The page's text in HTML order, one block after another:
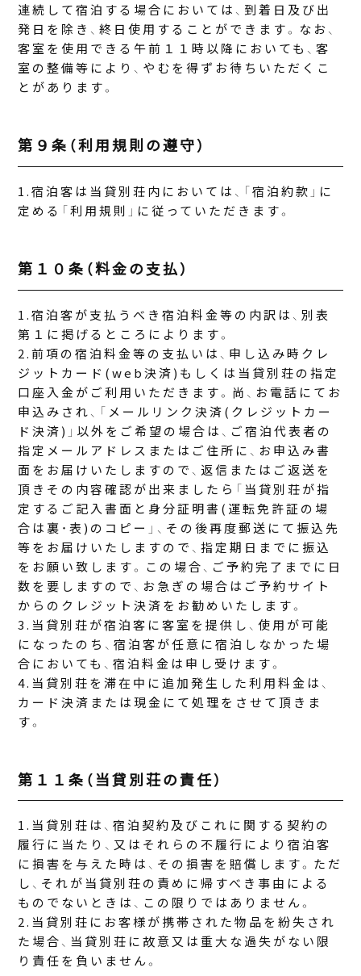
連続して宿泊する場合においては、到着日及び出
発日を除き、終日使用することができます。なお、
客室を使用できる午前１１時以降においても、客
室の整備等により、やむを得ずお待ちいただくこ
とがあります。
第９条（利用規則の遵守）
宿泊客は当貸別荘内においては、「宿泊約款」に
定める「利用規則」に従っていただきます。
第１０条（料金の支払）
宿泊客が支払うべき宿泊料金等の内訳は、別表
第１に掲げるところによります。
前項の宿泊料金等の支払いは、申し込み時クレ
ジットカード(web決済)もしくは当貸別荘の指定
口座入金がご利用いただきます。尚、お電話にてお
申込みされ、「メールリンク決済(クレジットカー
ド決済)」以外をご希望の場合は、ご宿泊代表者の
指定メールアドレスまたはご住所に、お申込み書
面をお届けいたしますので、返信またはご返送を
頂きその内容確認が出来ましたら「当貸別荘が指
定するご記入書面と身分証明書(運転免許証の場
合は裏・表)のコピー」、その後再度郵送にて振込先
等をお届けいたしますので、指定期日までに振込
をお願い致します。この場合、ご予約完了までに日
数を要しますので、お急ぎの場合はご予約サイト
からのクレジット決済をお勧めいたします。
当貸別荘が宿泊客に客室を提供し、使用が可能
になったのち、宿泊客が任意に宿泊しなかった場
合においても、宿泊料金は申し受けます。
当貸別荘を滞在中に追加発生した利用料金は、
カード決済または現金にて処理をさせて頂きま
す。
第１１条（当貸別荘の責任）
当貸別荘は、宿泊契約及びこれに関する契約の
履行に当たり、又はそれらの不履行により宿泊客
に損害を与えた時は、その損害を賠償します。ただ
し、それが当貸別荘の責めに帰すべき事由による
ものでないときは、この限りではありません。
当貸別荘にお客様が携帯された物品を紛失され
た場合、当貸別荘に故意又は重大な過失がない限
り責任を負いません。